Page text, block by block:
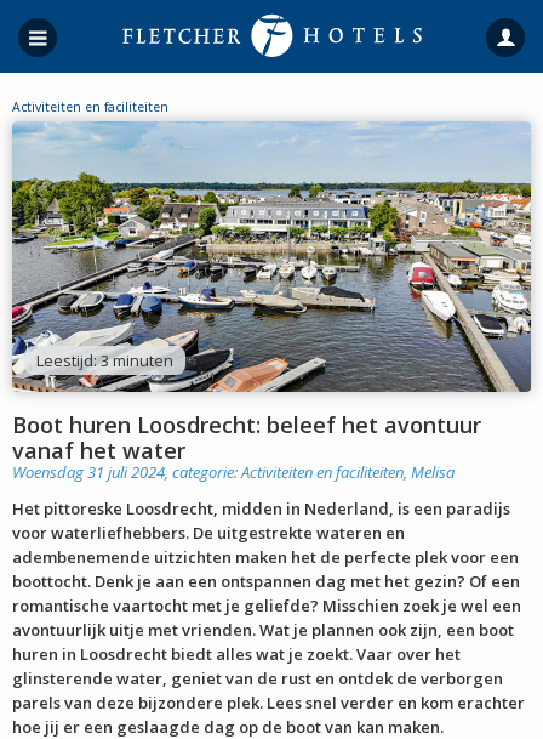
Activiteiten en faciliteiten
Leestijd: 3 minuten
Boot huren Loosdrecht: beleef het avontuur
vanaf het water
Woensdag 31 juli 2024, categorie:Activiteiten en faciliteiten, Melisa
Het pittoreske Loosdrecht, midden in Nederland, is een paradijs
voor waterliefhebbers. De uitgestrekte wateren en
adembenemende uitzichten maken het de perfecte plek voor een
boottocht. Denk je aan een ontspannen dag met het gezin? Of een
romantische vaartocht met je geliefde? Misschien zoek je wel een
avontuurlijk uitje met vrienden. Wat je plannen ook zijn, een boot
huren in Loosdrecht biedt alles wat je zoekt. Vaar over het
glinsterende water, geniet van de rust en ontdek de verborgen
parels van deze bijzondere plek. Lees snel verder en kom erachter
hoe jij er een geslaagde dag op de boot van kan maken.